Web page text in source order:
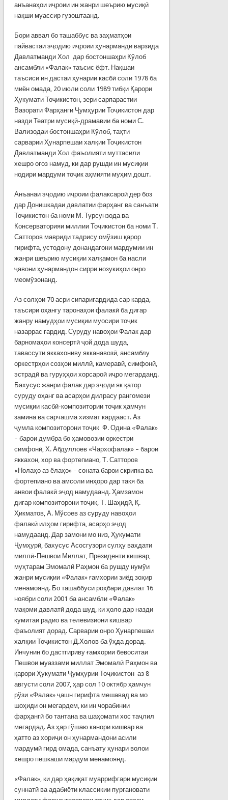
анъанаҳои иҷроии ин жанри шеърию мусиқӣ
нақши муассир гузоштаанд.
Бори аввал бо ташаббус ва заҳматҳои
пайвастаи эҷодию иҷроии ҳунарманди варзида
Давлатманди Хол дар бостоншаҳри Кўлоб
ансам­бли «Фалак» таъсис ёфт. Нақшаи
таъсиси ин дастаи ҳунарии касбӣ соли 1978 ба
миён омада, 20 июли соли 1989 тибқи Қарори
Ҳукумати Тоҷикистон, зери сарпарастии
Вазорати Фарҳанги Ҷумҳурии Тоҷикистон дар
назди Театри мусиқӣ-драмавии ба номи С.
Вализодаи бостоншаҳри Кўлоб, таҳти
сарварии Ҳунарпешаи халқии Тоҷикистон
Давлатманди Хол фаъолияти муттасили
хешро оғоз намуд, ки дар рушди ин мусиқии
нодири мардуми тоҷик аҳмияти муҳим дошт.
Анъанаи эҷодию иҷроии фалаксароӣ дер боз
дар Донишкадаи давлатии фарҳанг ва санъати
Тоҷикистон ба номи М. Турсунзода ва
Консерваторияи миллии Тоҷикистон ба номи Т.
Сатторов мавриди тадрису омўзиш қарор
гирифта, устодону донандагони марду­мии ин
жанри шеърию мусиқии халқамон ба насли
ҷавони ҳунармандон сирри нозукиҳои онро
меомӯзонанд.
Аз солҳои 70 асри сипаригардида сар карда,
таъсири оҳангу таронаҳои фалакӣ ба дигар
жанру намудҳои мусиқии муосири тоҷик
назаррас гардид. Суруду навоҳои Фалак дар
барномаҳои консертӣ ҷой дода шуда,
тавассути яккахониву якканавозӣ, ансамблу
оркестрҳои созҳои миллӣ, камеравӣ, симфонӣ,
эстрадӣ ва гуруҳҳои хорсароӣ иҷро мегарданд.
Бахусус жанри фалак дар эҷоди як қатор
суруду оҳанг ва асарҳои дилрасу рангомези
мусиқии касбӣ-композитории тоҷик ҳамчун
замина ва сарчашма хизмат кардааст. Аз
ҷумла композиторони тоҷик Ф. Одина «Фалак»
– барои думбра бо ҳамовозии оркестри
симфонӣ, Х. Абдуллоев «Чархофалак» – барои
яккахон, хор ва фортепиано, Т. Сатторов
«Нолаҳо аз ёлаҳо» – соната барои скрипка ва
фортепиано ва амсоли инҳоро дар такя ба
анвои фалакӣ эҷод намудаанд. Ҳамзамон
дигар композиторони тоҷик, Т. Шаҳидӣ, Қ.
Ҳикматов, А. Мўсоев аз суруду навоҳои
фалакӣ илҳом гирифта, асарҳо эҷод
намудаанд. Дар замони мо низ, Ҳукумати
Ҷумҳурӣ, бахусус Асосгузори сулҳу ваҳдати
миллӣ-Пешвои Миллат, Президенти кишвар,
муҳтарам Эмомалӣ Раҳмон ба рушду нумўи
жанри мусиқии «Фалак» ғамхории зиёд зоҳир
менамоянд. Бо ташаббуси роҳбари давлат 16
ноябри соли 2001 ба ансамбли «Фалак»
мақоми давлатӣ дода шуд, ки ҳоло дар назди
кумитаи радио ва телевизиони кишвар
фаъолият дорад. Сарварии онро Ҳунарпешаи
халқии Тоҷикистон Д.Холов ба ўҳда дорад.
Инчунин бо дастгириву ғамхории бевоситаи
Пешвои муаззами миллат Эмомалӣ Раҳмон ва
қарори Ҳукумати Ҷумҳурии Тоҷикистон аз 8
августи соли 2007, ҳар сол 10 октябр ҳамчун
рўзи «Фалак» ҷашн гирифта мешавад ва мо
шоҳиди он мегардем, ки ин чорабинии
фарҳангӣ бо тантана ва шаҳомати хос таҷлил
мегардад. Аз ҳар гўшаю канори кишвар ва
ҳатто аз хориҷи он ҳунармандони асили
мардумӣ гирд омада, санъату ҳунари волои
хешро пешкаши мардум менамоянд.
«Фалак», ки дар ҳақиқат муаррифгари мусиқии
суннатӣ ва адабиёти классикии пурғановати